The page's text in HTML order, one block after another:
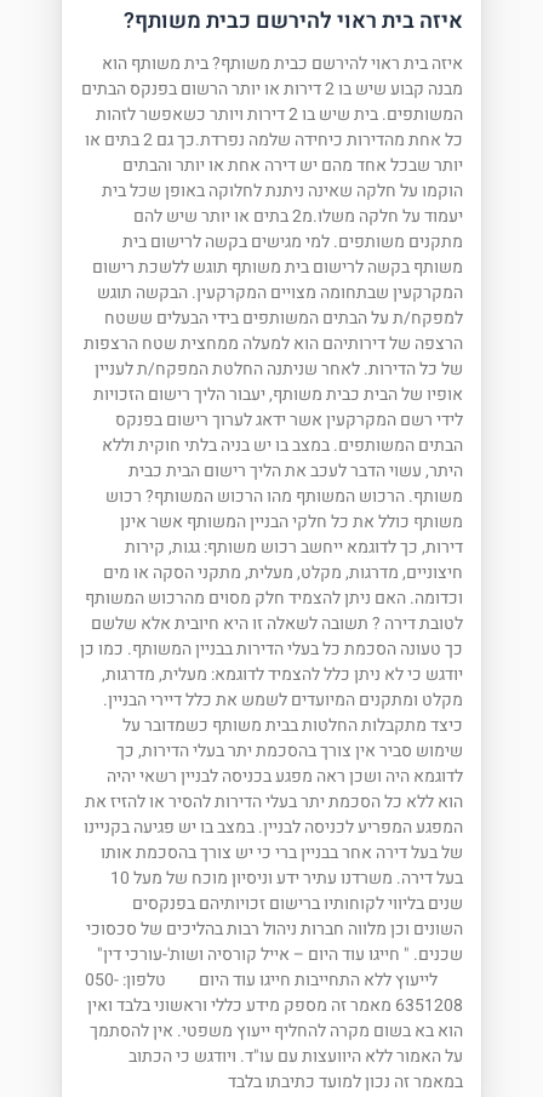
איזה בית ראוי להירשם כבית משותף?
איזה בית ראוי להירשם כבית משותף? בית משותף הוא
מבנה קבוע שיש בו 2 דירות או יותר הרשום בפנקס הבתים
המשותפים. בית שיש בו 2 דירות ויותר כשאפשר לזהות
כל אחת מהדירות כיחידה שלמה נפרדת.כך גם 2 בתים או
יותר שבכל אחד מהם יש דירה אחת או יותר והבתים
הוקמו על חלקה שאינה ניתנת לחלוקה באופן שכל בית
יעמוד על חלקה משלו.מ2 בתים או יותר שיש להם
מתקנים משותפים. למי מגישים בקשה לרישום בית
משותף בקשה לרישום בית משותף תוגש ללשכת רישום
המקרקעין שבתחומה מצויים המקרקעין. הבקשה תוגש
למפקח/ת על הבתים המשותפים בידי הבעלים ששטח
הרצפה של דירותיהם הוא למעלה ממחצית שטח הרצפות
של כל הדירות. לאחר שניתנה החלטת המפקח/ת לעניין
אופיו של הבית כבית משותף, יעבור הליך רישום הזכויות
לידי רשם המקרקעין אשר ידאג לערוך רישום בפנקס
הבתים המשותפים. במצב בו יש בניה בלתי חוקית וללא
היתר, עשוי הדבר לעכב את הליך רישום הבית כבית
משותף. הרכוש המשותף מהו הרכוש המשותף? רכוש
משותף כולל את כל חלקי הבניין המשותף אשר אינן
דירות, כך לדוגמא ייחשב רכוש משותף: גגות, קירות
חיצוניים, מדרגות, מקלט, מעלית, מתקני הסקה או מים
וכדומה. האם ניתן להצמיד חלק מסוים מהרכוש המשותף
לטובת דירה ? תשובה לשאלה זו היא חיובית אלא שלשם
כך טעונה הסכמת כל בעלי הדירות בבניין המשותף. כמו כן
יודגש כי לא ניתן כלל להצמיד לדוגמא: מעלית, מדרגות,
מקלט ומתקנים המיועדים לשמש את כלל דיירי הבניין.
כיצד מתקבלות החלטות בבית משותף כשמדובר על
שימוש סביר אין צורך בהסכמת יתר בעלי הדירות, כך
לדוגמא היה ושכן ראה מפגע בכניסה לבניין רשאי יהיה
הוא ללא כל הסכמת יתר בעלי הדירות להסיר או להזיז את
המפגע המפריע לכניסה לבניין. במצב בו יש פגיעה בקניינו
של בעל דירה אחר בבניין ברי כי יש צורך בהסכמת אותו
בעל דירה. משרדנו עתיר ידע וניסיון מוכח של מעל 10
שנים בליווי לקוחותיו ברישום זכויותיהם בפנקסים
השונים וכן מלווה חברות ניהול רבות בהליכים של סכסוכי
שכנים. " חייגו עוד היום – אייל קורסיה ושות'-עורכי דין"
לייעוץ ללא התחייבות חייגו עוד היום טלפון: 050-
6351208 מאמר זה מספק מידע כללי וראשוני בלבד ואין
הוא בא בשום מקרה להחליף ייעוץ משפטי. אין להסתמך
על האמור ללא היוועצות עם עו"ד. ויודגש כי הכתוב
במאמר זה נכון למועד כתיבתו בלבד